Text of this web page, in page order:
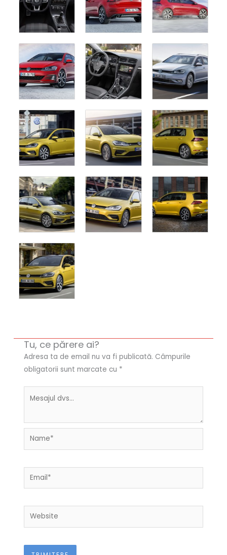
Tu, ce părere ai?
Adresa ta de email nu va fi publicată. Câmpurile
obligatorii sunt marcate cu *
Name*
Email*
Website